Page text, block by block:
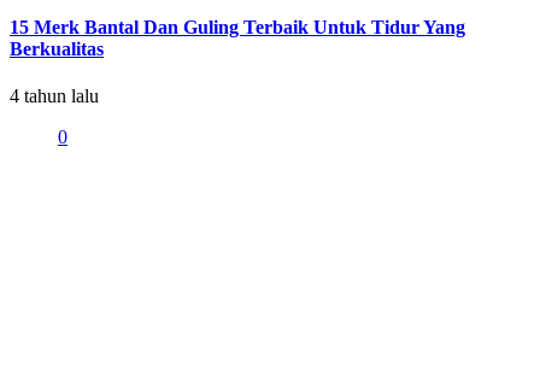
15 Merk Bantal Dan Guling Terbaik Untuk Tidur Yang
Berkualitas
4 tahun lalu
0